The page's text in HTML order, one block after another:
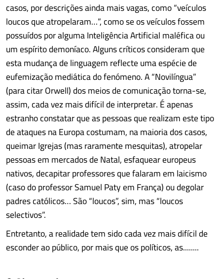
casos, por descrições ainda mais vagas, como “veículos
loucos que atropelaram…”, como se os veículos fossem
possuídos por alguma Inteligência Artificial maléfica ou
um espírito demoníaco. Alguns críticos consideram que
esta mudança de linguagem reflecte uma espécie de
eufemização mediática do fenómeno. A “Novilíngua”
(para citar Orwell) dos meios de comunicação torna-se,
assim, cada vez mais difícil de interpretar. É apenas
estranho constatar que as pessoas que realizam este tipo
de ataques na Europa costumam, na maioria dos casos,
queimar Igrejas (mas raramente mesquitas), atropelar
pessoas em mercados de Natal, esfaquear europeus
nativos, decapitar professores que falaram em laicismo
(caso do professor Samuel Paty em França) ou degolar
padres católicos… São “loucos”, sim, mas “loucos
selectivos”.
Entretanto, a realidade tem sido cada vez mais difícil de
esconder ao público, por mais que os políticos, as........